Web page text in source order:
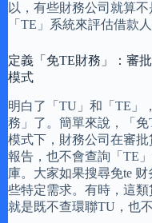
以，有些財務公司就算
「TE」系統來評估借款
定義「免TE財務」：審
模式
明白了「TU」和「TE」
務」了。簡單來說，「
模式下，財務公司在審
報告，也不會查詢「TE
庫。大家如果搜尋免te
些特定需求。有時，這
就是既不查環聯TU，也